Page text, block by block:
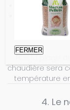
Plus la plage
chaudière sera
température
4. Le
FERMER